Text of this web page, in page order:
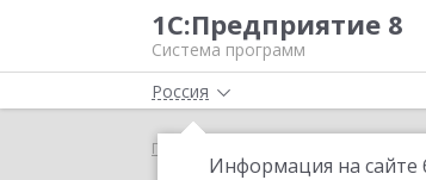
1С:Предприятие 8
Система программ
Россия
Информация на сайте
Главная